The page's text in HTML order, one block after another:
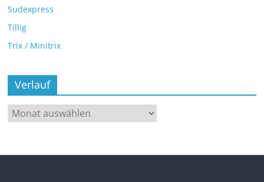
Sudexpress
Tillig
Trix / Minitrix
Verlauf